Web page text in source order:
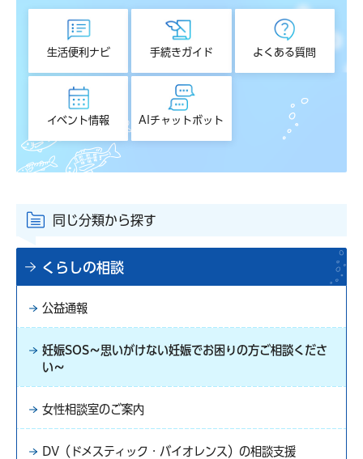
生活便利ナビ 手続きガイド よくある質問
イベント情報 AIチャットボット
同じ分類から探す
くらしの相談
公益通報
妊娠SOS～思いがけない妊娠でお困りの方ご相談くださ
い～
女性相談室のご案内
DV（ドメスティック・バイオレンス）の相談支援